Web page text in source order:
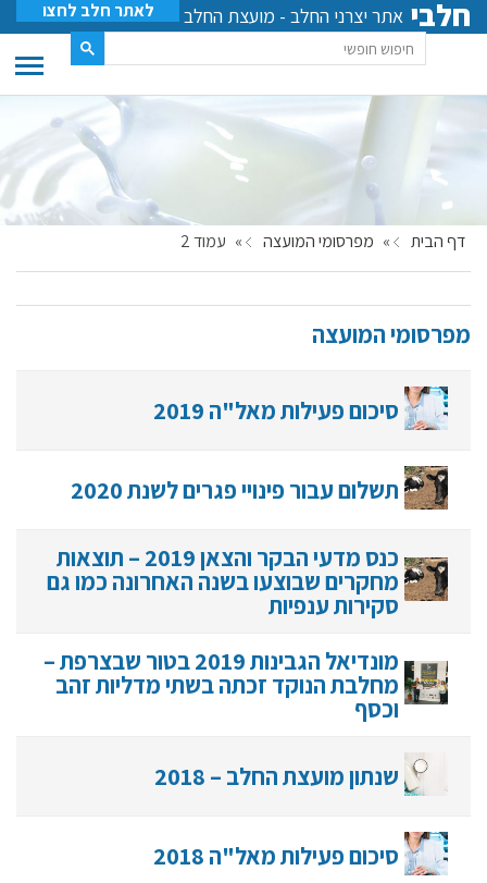
חלבי אתר יצרני החלב - מועצת החלב לאתר חלב לחצו
דף הבית » מפרסומי המועצה » עמוד 2
מפרסומי המועצה
סיכום פעילות מאל"ה 2019
תשלום עבור פינויי פגרים לשנת 2020
כנס מדעי הבקר והצאן 2019 – תוצאות
מחקרים שבוצעו בשנה האחרונה כמו גם
סקירות ענפיות
מונדיאל הגבינות 2019 בטור שבצרפת –
מחלבת הנוקד זכתה בשתי מדליות זהב
וכסף
שנתון מועצת החלב – 2018
סיכום פעילות מאל"ה 2018